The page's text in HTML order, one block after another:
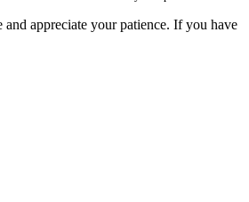
appreciate your patience. If you have